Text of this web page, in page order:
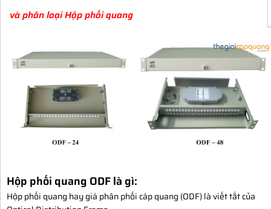
và phân loại Hộp phối quang
Hộp phối quang ODF là gì:
Hộp phối quang hay giá phân phối cáp quang (ODF) là viết tắt của